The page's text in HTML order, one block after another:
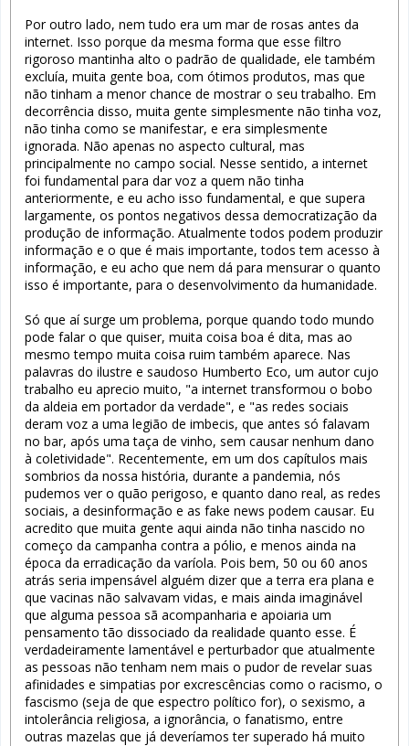
Por outro lado, nem tudo era um mar de rosas antes da
internet. Isso porque da mesma forma que esse filtro
rigoroso mantinha alto o padrão de qualidade, ele também
excluía, muita gente boa, com ótimos produtos, mas que
não tinham a menor chance de mostrar o seu trabalho. Em
decorrência disso, muita gente simplesmente não tinha voz,
não tinha como se manifestar, e era simplesmente
ignorada. Não apenas no aspecto cultural, mas
principalmente no campo social. Nesse sentido, a internet
foi fundamental para dar voz a quem não tinha
anteriormente, e eu acho isso fundamental, e que supera
largamente, os pontos negativos dessa democratização da
produção de informação. Atualmente todos podem produzir
informação e o que é mais importante, todos tem acesso à
informação, e eu acho que nem dá para mensurar o quanto
isso é importante, para o desenvolvimento da humanidade.
Só que aí surge um problema, porque quando todo mundo
pode falar o que quiser, muita coisa boa é dita, mas ao
mesmo tempo muita coisa ruim também aparece. Nas
palavras do ilustre e saudoso Humberto Eco, um autor cujo
trabalho eu aprecio muito, "a internet transformou o bobo
da aldeia em portador da verdade", e "as redes sociais
deram voz a uma legião de imbecis, que antes só falavam
no bar, após uma taça de vinho, sem causar nenhum dano
à coletividade". Recentemente, em um dos capítulos mais
sombrios da nossa história, durante a pandemia, nós
pudemos ver o quão perigoso, e quanto dano real, as redes
sociais, a desinformação e as fake news podem causar. Eu
acredito que muita gente aqui ainda não tinha nascido no
começo da campanha contra a pólio, e menos ainda na
época da erradicação da varíola. Pois bem, 50 ou 60 anos
atrás seria impensável alguém dizer que a terra era plana e
que vacinas não salvavam vidas, e mais ainda imaginável
que alguma pessoa sã acompanharia e apoiaria um
pensamento tão dissociado da realidade quanto esse. É
verdadeiramente lamentável e perturbador que atualmente
as pessoas não tenham nem mais o pudor de revelar suas
afinidades e simpatias por excrescências como o racismo, o
fascismo (seja de que espectro político for), o sexismo, a
intolerância religiosa, a ignorância, o fanatismo, entre
outras mazelas que já deveríamos ter superado há muito